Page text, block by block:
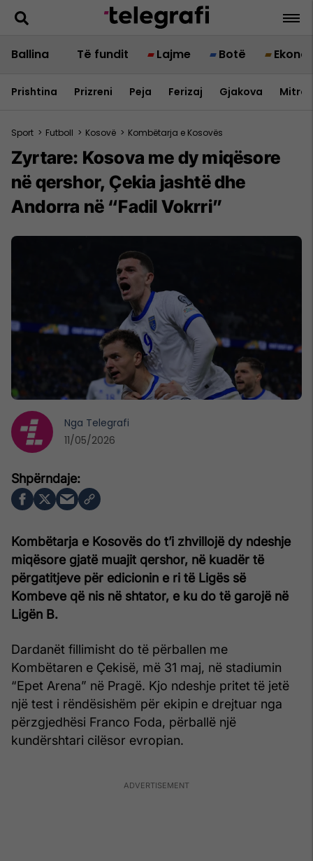
Ballina Të fundit Lajme Botë
Prishtina Prizreni Peja Ferizaj Gjakova
Sport > Futboll > Kosovë > Kombëtarja e Kosovës
Zyrtare: Kosova me dy miqësore
në qershor, Çekia jashtë dhe
Andorra në “Fadil Vokrri”
Kombëtarja e Kosovës do t’i zhvillojë dy ndeshje
miqësore gjatë muajit qershor, në kuadër të
përgatitjeve për edicionin e ri të Ligës së
Kombeve që nis në shtator, e ku do të garojë në
Ligën B.
Dardanët fillimisht do të përballen me
Kombëtaren e Çekisë, më 31 maj, në stadiumin
“Epet Arena” në Pragë. Kjo ndeshje pritet të jetë
një test i rëndësishëm për ekipin e drejtuar nga
përzgjedhësi Franco Foda, përballë një
kundërshtari cilësor evropian.
Nga Telegrafi
11/05/2026